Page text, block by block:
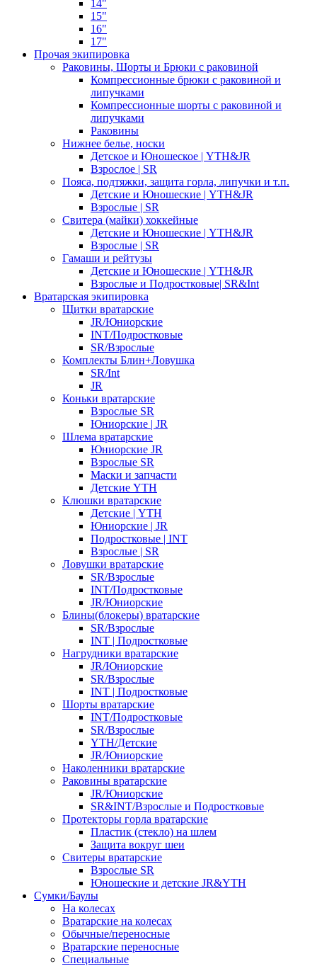
14"
15"
16"
17"
Прочая экипировка
Раковины, Шорты и Брюки с раковиной
Компрессионные брюки с раковиной и
липучками
Компрессионные шорты с раковиной и
липучками
Раковины
Нижнее белье, носки
Детское и Юношеское | YTH&JR
Взрослое | SR
Пояса, подтяжки, защита горла, липучки и т.п.
Детские и Юношеские | YTH&JR
Взрослые | SR
Свитера (майки) хоккейные
Детские и Юношеские | YTH&JR
Взрослые | SR
Гамаши и рейтузы
Детские и Юношеские | YTH&JR
Взрослые и Подростковые| SR&Int
Вратарская экипировка
Щитки вратарские
JR/Юниорские
INT/Подростковые
SR/Взрослые
Комплекты Блин+Ловушка
SR/Int
JR
Коньки вратарские
Взрослые SR
Юниорские | JR
Шлема вратарские
Юниорские JR
Взрослые SR
Маски и запчасти
Детские YTH
Клюшки вратарские
Детские | YTH
Юниорские | JR
Подростковые | INT
Взрослые | SR
Ловушки вратарские
SR/Взрослые
INT/Подростковые
JR/Юниорские
Блины(блокеры) вратарские
SR/Взрослые
INT | Подростковые
Нагрудники вратарские
JR/Юниорские
SR/Взрослые
INT | Подростковые
Шорты вратарские
INT/Подростковые
SR/Взрослые
YTH/Детские
JR/Юниорские
Наколенники вратарские
Раковины вратарские
JR/Юниорские
SR&INT/Взрослые и Подростковые
Протекторы горла вратарские
Пластик (стекло) на шлем
Защита вокруг шеи
Свитеры вратарские
Взрослые SR
Юношеские и детские JR&YTH
Сумки/Баулы
На колесах
Вратарские на колесах
Обычные/переносные
Вратарские переносные
Специальные